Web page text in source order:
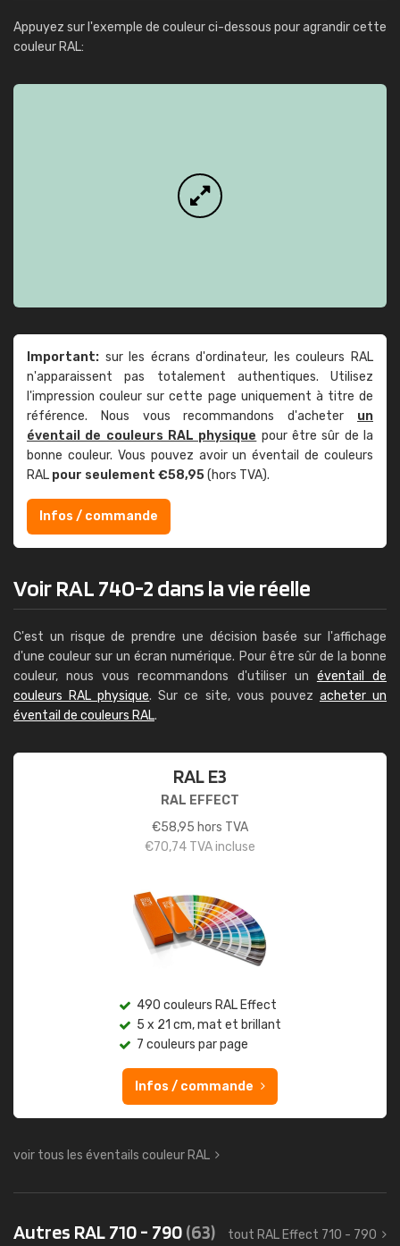
Appuyez sur l'exemple de couleur ci-dessous pour agrandir cette
couleur RAL:
Important: sur les écrans d'ordinateur, les couleurs RAL
n'apparaissent pas totalement authentiques. Utilisez
l'impression couleur sur cette page uniquement à titre de
référence. Nous vous recommandons d'acheter un
éventail de couleurs RAL physique pour être sûr de la
bonne couleur. Vous pouvez avoir un éventail de couleurs
RAL pour seulement €58,95(hors TVA).
Infos / commande
Voir RAL 740-2 dans la vie réelle
C'est un risque de prendre une décision basée sur l'affichage
d'une couleur sur un écran numérique. Pour être sûr de la bonne
couleur, nous vous recommandons d'utiliser un éventail de
couleurs RAL physique. Sur ce site, vous pouvez acheter un
éventail de couleurs RAL.
RAL E3
RAL EFFECT
€58,95 hors TVA
€70,74 TVA incluse
490 couleurs RAL Effect
5 x 21 cm, mat et brillant
7 couleurs par page
Infos / commande
voir tous les éventails couleur RAL
Autres RAL 710 - 790(63) tout RAL Effect 710 - 790